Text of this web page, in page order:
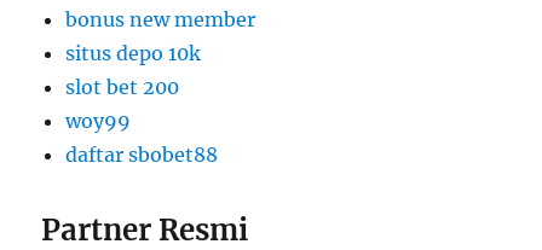
bonus new member
situs depo 10k
slot bet 200
woy99
daftar sbobet88
Partner Resmi